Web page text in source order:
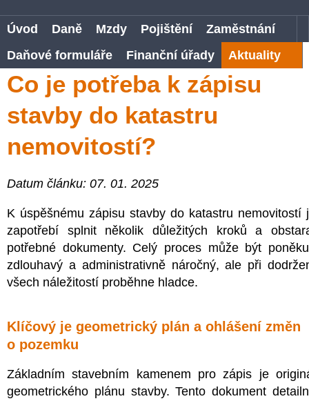
Úvod Daně Mzdy Pojištění
Zaměstnání
Daňové formuláře
Finanční úřady Aktuality
Co je potřeba k zápisu
stavby do katastru
nemovitostí?
Datum článku: 07. 01. 2025
K úspěšnému zápisu stavby do katastru nemovitostí
zapotřebí splnit několik důležitých kroků a
potřebné dokumenty. Celý proces může být
zdlouhavý a administrativně náročný, ale při
všech náležitostí proběhne hladce.
Klíčový je geometrický plán a ohlášení změn
o pozemku
Základním stavebním kamenem pro zápis je
geometrického plánu stavby. Tento dokument